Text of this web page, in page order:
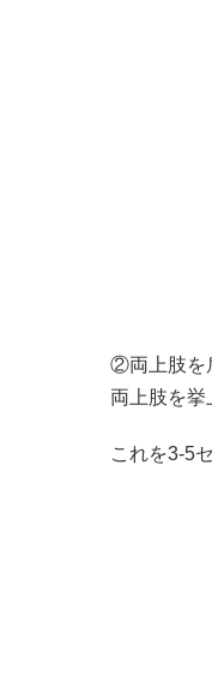
②両上肢を
両上肢を挙
これを3-5